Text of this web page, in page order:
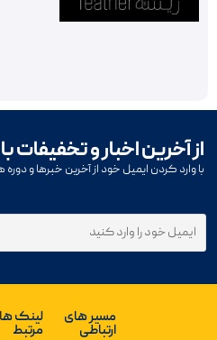
از آخرین اخبار و تخفیفات
با وارد کردن ایمیل خود از آخرین خبرها و
مسیر های
ارتباطی
لینک
مرتبط